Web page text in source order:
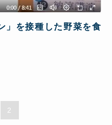
」を接種した野菜を食
2